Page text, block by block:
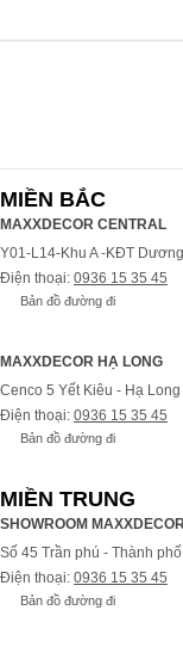
MIỀN BẮC
MAXXDECOR CENTRAL
Y01-L14-Khu A -KĐT
Điện thoại: 0936 15 35 45
Bản đồ đường đi
MAXXDECOR HẠ LONG
Cenco 5 Yết Kiêu - Hạ
Điện thoại: 0936 15 35 45
Bản đồ đường đi
MIỀN TRUNG
SHOWROOM
Số 45 Trần phú - Thành
Điện thoại: 0936 15 35 45
Bản đồ đường đi